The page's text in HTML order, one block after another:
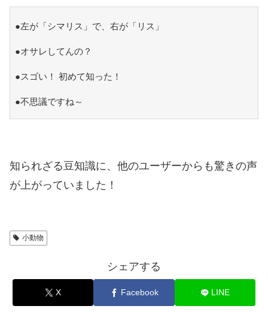
●左が「シマリス」で、右が「リス」
●オサレしてんの？
●スゴい！ 初めて知った！
●不思議ですね～
知られざる豆知識に、他のユーザーからも驚きの声
が上がっていました！
小動物
シェアする
X Facebook LINE